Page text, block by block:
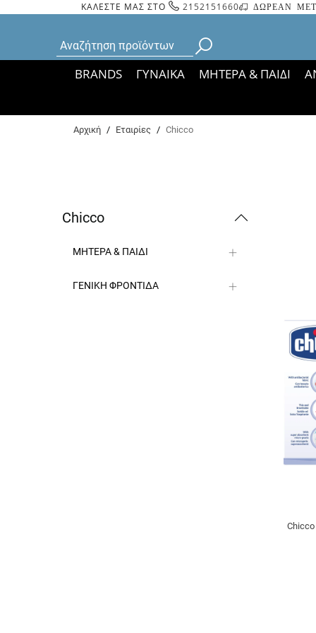
ΚΑΛΕΣΤΕ ΜΑΣ ΣΤΟ 2152151660 ΔΩΡΕΑΝ
BRANDS ΓΥΝΑΙΚΑ ΜΗΤΕΡΑ & ΠΑΙΔΙ
Αρχική / Εταιρίες / Chicco
Chicco
ΜΗΤΕΡΑ & ΠΑΙΔΙ
ΓΕΝΙΚΗ ΦΡΟΝΤΙΔΑ
Chicco